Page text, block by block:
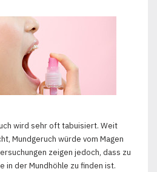
wird sehr oft tabuisiert. Weit
Mundgeruch würde vom Magen
zeigen jedoch, dass zu
in der Mundhöhle zu finden ist.